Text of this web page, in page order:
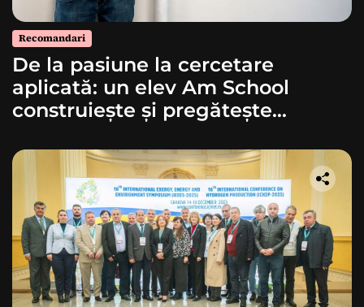
Recomandari
De la pasiune la cercetare
aplicată: un elev Am School
construiește și pregătește